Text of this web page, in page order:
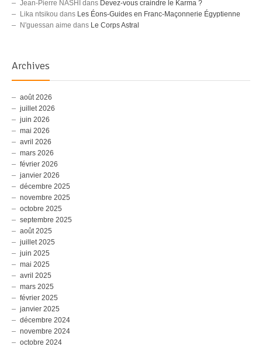
Jean-Pierre NASHI dans Devez-vous craindre le Karma ?
Lika ntsikou dans Les Éons-Guides en Franc-Maçonnerie Égyptienne
N'guessan aime dans Le Corps Astral
Archives
août 2026
juillet 2026
juin 2026
mai 2026
avril 2026
mars 2026
février 2026
janvier 2026
décembre 2025
novembre 2025
octobre 2025
septembre 2025
août 2025
juillet 2025
juin 2025
mai 2025
avril 2025
mars 2025
février 2025
janvier 2025
décembre 2024
novembre 2024
octobre 2024